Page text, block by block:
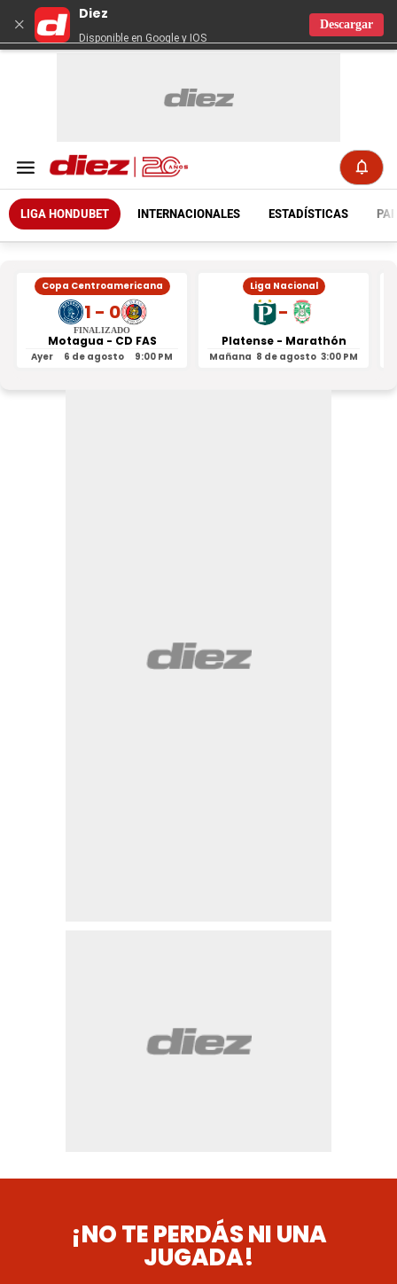
×
Diez
Disponible en Google y IOS
Descargar
LIGA HONDUBET INTERNACIONALES ESTADÍSTICAS
Copa Centroamericana
1 - 0
FINALIZADO
Motagua - CD FAS
Ayer 6 de agosto 9:00 PM
Liga Nacional
-
Platense - Marathón
Mañana 8 de agosto 3:00 PM
¡NO TE PERDÁS NI UNA
JUGADA!